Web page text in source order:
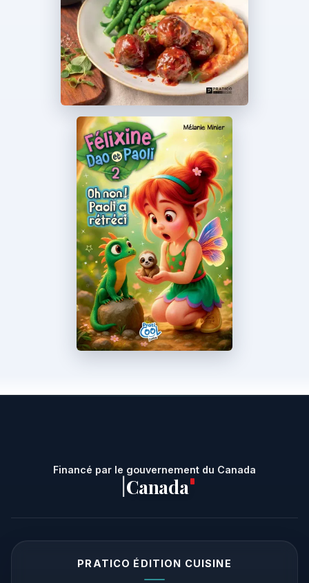
Financé par le gouvernement du Canada
Canada
PRATICO ÉDITION CUISINE